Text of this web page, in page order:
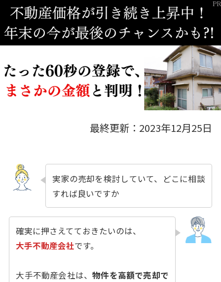
最終更新：2023年12月25日
実家の売却を検討していて、どこに相談
すれば良いですか
確実に押さえてておきたいのは、
大手不動産会社です。
大手不動産会社は、物件を高額で売却で